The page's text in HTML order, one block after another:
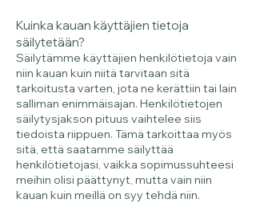
Kuinka kauan käyttäjien tietoja
säilytetään?
Säilytämme käyttäjien henkilötietoja vain
niin kauan kuin niitä tarvitaan sitä
tarkoitusta varten, jota ne kerättiin tai lain
salliman enimmäisajan. Henkilötietojen
säilytysjakson pituus vaihtelee siis
tiedoista riippuen. Tämä tarkoittaa myös
sitä, että saatamme säilyttää
henkilötietojasi, vaikka sopimussuhteesi
meihin olisi päättynyt, mutta vain niin
kauan kuin meillä on syy tehdä niin.